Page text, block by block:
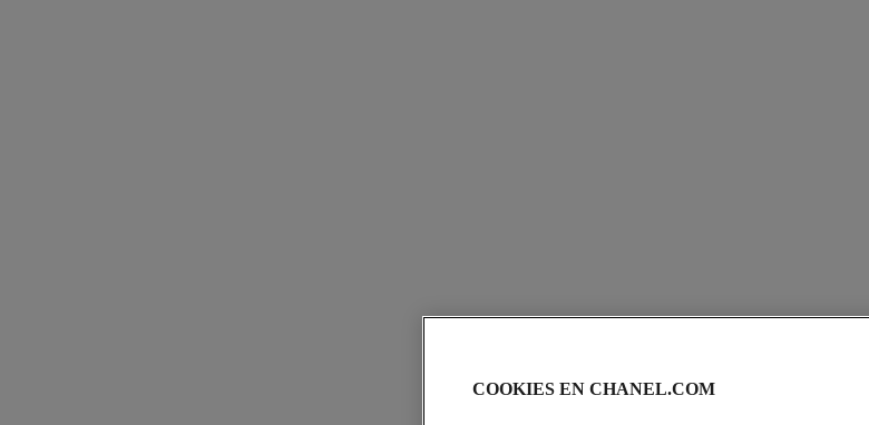
COOKIES EN CHANEL.COM